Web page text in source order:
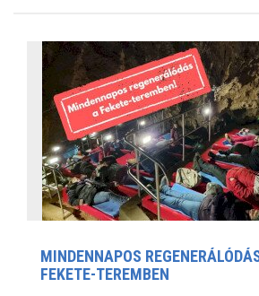
MINDENNAPOS
FEKETE-TEREMBEN